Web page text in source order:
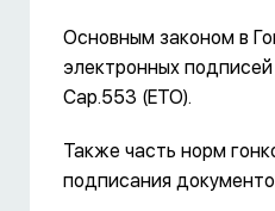
Основным законом в
электронных
Cap.553 (ETO).
Также часть норм
подписания